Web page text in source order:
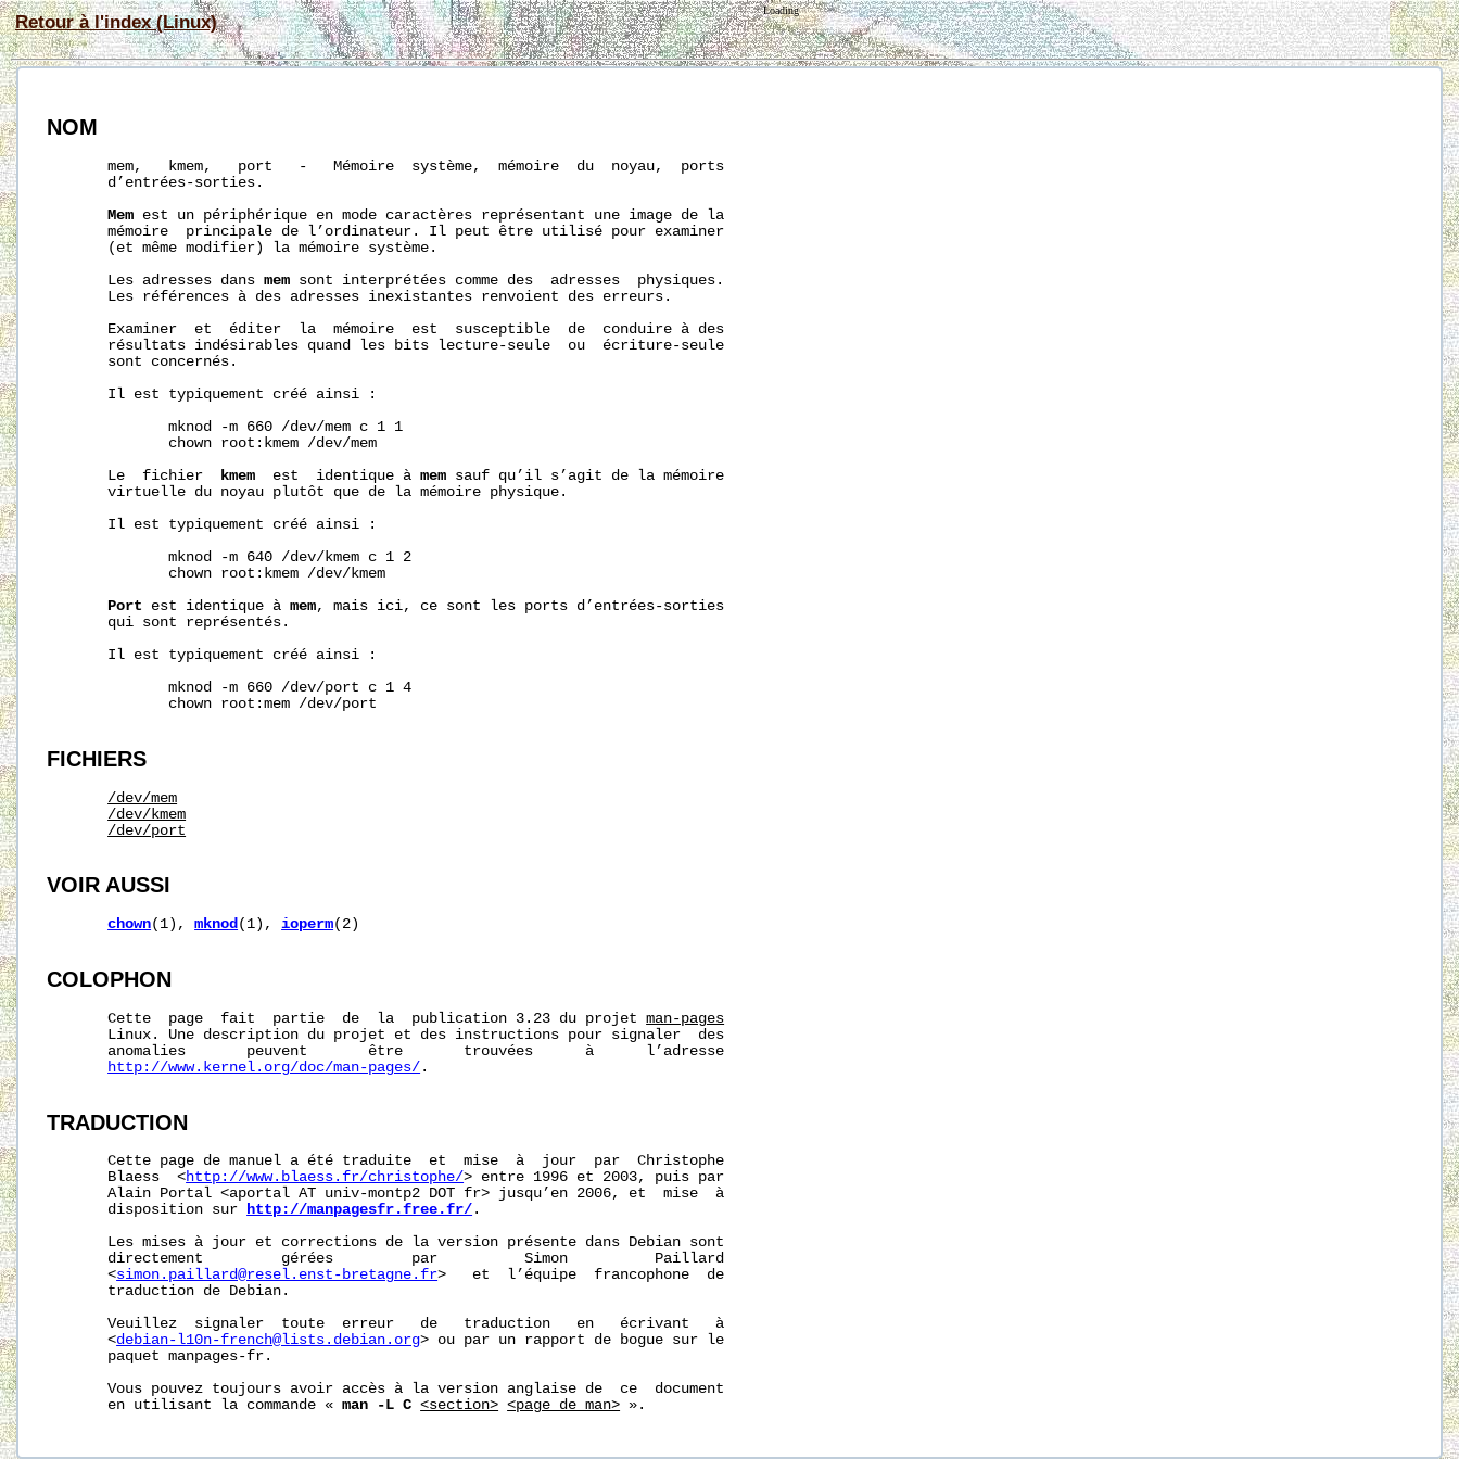
Retour à l'index (Linux)
Loading
NOM
       mem,   kmem,   port   -   Mémoire  système,  mémoire  du  noyau,  ports
       d’entrées-sorties.
Mem est un périphérique en mode caractères représentant une image de la
       mémoire  principale de l’ordinateur. Il peut être utilisé pour examiner
       (et même modifier) la mémoire système.
       Les adresses dans
mem sont interprétées comme des  adresses  physiques.
       Les références à des adresses inexistantes renvoient des erreurs.
       Examiner  et  éditer  la  mémoire  est  susceptible  de  conduire à des
       résultats indésirables quand les bits lecture-seule  ou  écriture-seule
       sont concernés.
       Il est typiquement créé ainsi :
              mknod -m 660 /dev/mem c 1 1
              chown root:kmem /dev/mem
       Le  fichier
kmem
  est  identique à
mem sauf qu’il s’agit de la mémoire
       virtuelle du noyau plutôt que de la mémoire physique.
       Il est typiquement créé ainsi :
              mknod -m 640 /dev/kmem c 1 2
              chown root:kmem /dev/kmem
Port est identique à mem, mais ici, ce sont les ports d’entrées-sorties
       qui sont représentés.
       Il est typiquement créé ainsi :
              mknod -m 660 /dev/port c 1 4
              chown root:mem /dev/port
FICHIERS
/dev/mem
/dev/kmem
/dev/port
VOIR AUSSI
chown(1), mknod(1), ioperm(2)
COLOPHON
       Cette  page  fait  partie  de  la  publication 3.23 du projet
man-pages
       Linux. Une description du projet et des instructions pour signaler  des
       anomalies       peuvent       être       trouvées      à      l’adresse
http://www.kernel.org/doc/man-pages/ .
TRADUCTION
       Cette page de manuel a été traduite  et  mise  à  jour  par  Christophe
       Blaess  <
http://www.blaess.fr/christophe/> entre 1996 et 2003, puis par
       Alain Portal <aportal AT univ-montp2 DOT fr> jusqu’en 2006, et  mise  à
       disposition sur
http://manpagesfr.free.fr/ .
       Les mises à jour et corrections de la version présente dans Debian sont
       directement         gérées         par          Simon          Paillard
       <
simon.paillard@resel.enst-bretagne.fr>   et  l’équipe  francophone  de
       traduction de Debian.
       Veuillez  signaler  toute  erreur   de   traduction   en   écrivant   à
       <
debian-l10n-french@lists.debian.org> ou par un rapport de bogue sur le
       paquet manpages-fr.
       Vous pouvez toujours avoir accès à la version anglaise de  ce  document
       en utilisant la commande «
man -L C <section> <page_de_man>